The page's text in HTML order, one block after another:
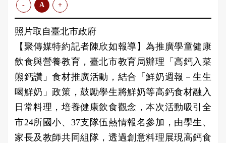
- A +
照片取自臺北市政府
【聚傳媒特約記者陳欣如報導】為推廣學童健康
飲食與營養教育，臺北市教育局辦理「高鈣入菜
熊鈣讚」食材推廣活動，結合「鮮奶週報－生生
喝鮮奶」政策，鼓勵學生將鮮奶等高鈣食材融入
日常料理，培養健康飲食觀念，本次活動吸引全
市24所國小、37支隊伍熱情報名參加，由學生、
家長及教師共同組隊，透過創意料理展現高鈣食